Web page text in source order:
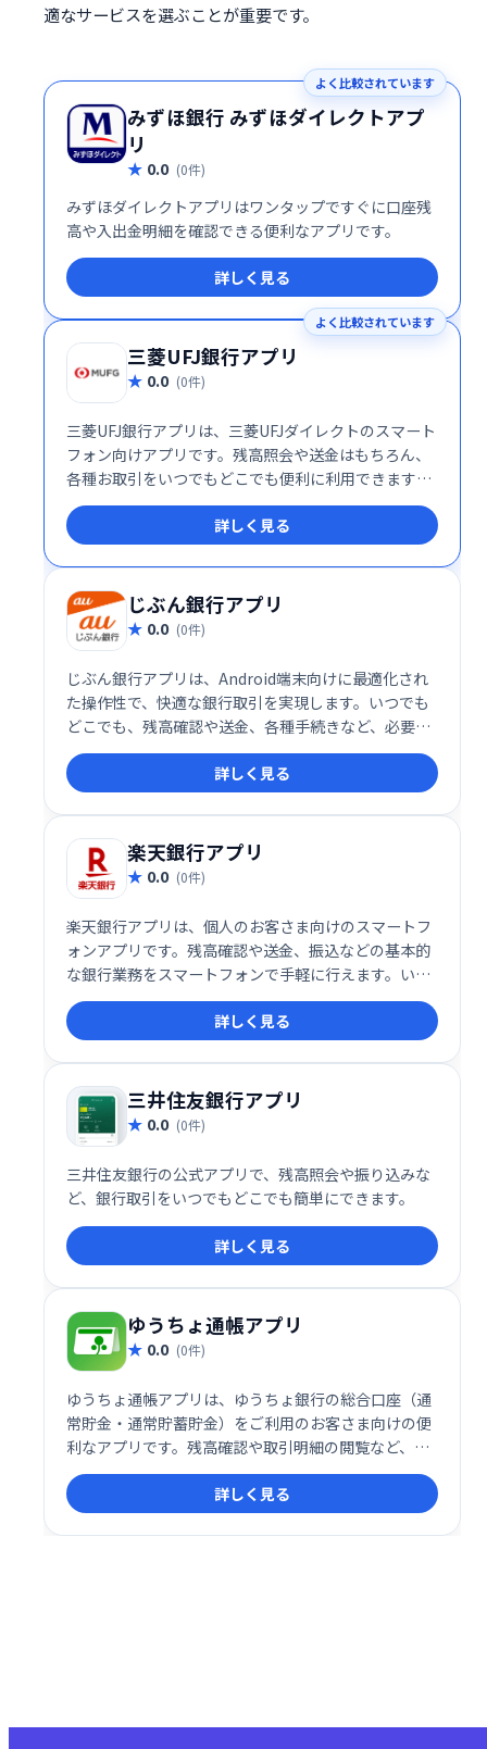
適なサービスを選ぶことが重要です。
よく比較されています
みずほ銀行 みずほダイレクトアプ
リ
0.0 (0件)
みずほダイレクトアプリはワンタップですぐに口座残
高や入出金明細を確認できる便利なアプリです。
詳しく見る
よく比較されています
三菱UFJ銀行アプリ
0.0 (0件)
三菱UFJ銀行アプリは、三菱UFJダイレクトのスマート
フォン向けアプリです。残高照会や送金はもちろん、
各種お取引をいつでもどこでも便利に利用できます。
スムーズな操作性と高いセキュリティで、安心してお
使いいただけます。
詳しく見る
じぶん銀行アプリ
0.0 (0件)
じぶん銀行アプリは、Android端末向けに最適化され
た操作性で、快適な銀行取引を実現します。いつでも
どこでも、残高確認や送金、各種手続きなど、必要な
サービスをスムーズにご利用いただけます。
詳しく見る
楽天銀行アプリ
0.0 (0件)
楽天銀行アプリは、個人のお客さま向けのスマートフ
ォンアプリです。残高確認や送金、振込などの基本的
な銀行業務をスマートフォンで手軽に行えます。いつ
でもどこでも、安全に大切な資産を管理できます。(※
法人向けサービスには対応しておりません)
詳しく見る
三井住友銀行アプリ
0.0 (0件)
三井住友銀行の公式アプリで、残高照会や振り込みな
ど、銀行取引をいつでもどこでも簡単にできます。
詳しく見る
ゆうちょ通帳アプリ
0.0 (0件)
ゆうちょ通帳アプリは、ゆうちょ銀行の総合口座（通
常貯金・通常貯蓄貯金）をご利用のお客さま向けの便
利なアプリです。残高確認や取引明細の閲覧など、口
座管理に必要な機能を備えています。いつでもどこで
も手軽に口座情報を確認できるので、忙しい方にもお
すすめです。
詳しく見る